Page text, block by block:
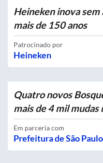
Heineken inova
mais de 150 anos
Patrocinado por
Heineken
Quatro novos
mais de 4 mil mudas
Em parceria com
Prefeitura de São Paulo